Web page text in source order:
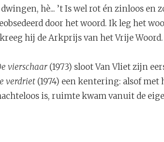
hè... ’t Is wel rot én zinloos en
door het woord. Ik leg het
hij de Arkprijs van het Vrije Woord.
vierschaar(1973) sloot Van Vliet zijn
verdriet (1974) een kentering: alsof met
is, ruimte kwam vanuit de